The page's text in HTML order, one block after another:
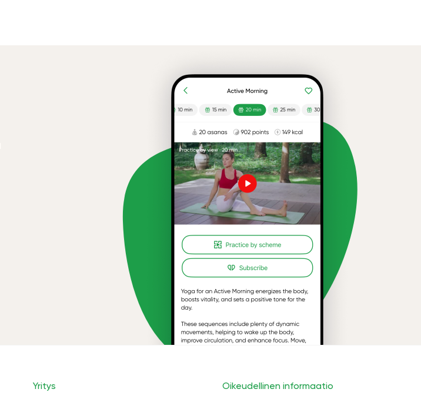
Yritys Oikeudellinen informaatio